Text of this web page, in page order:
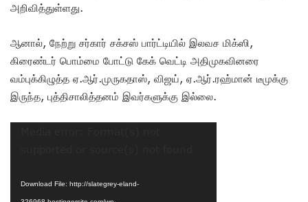
அறிவித்துள்ளது.
ஆனால், நேற்று சர்கார் சக்சஸ் பார்ட்டியில் இலவச மிக்ஸி,
கிரைண்டர் பொம்மை போட்டு கேக் வெட்டி அதிமுகவினரை
வம்புக்கிழுத்த ஏ.ஆர்.முருகதாஸ், விஜய், ஏ.ஆர்.ரஹ்மான் டீமுக்கு
இருந்த, புத்திசாலித்தனம் இவர்களுக்கு இல்லை.
Download File: http://slategrey-eland-